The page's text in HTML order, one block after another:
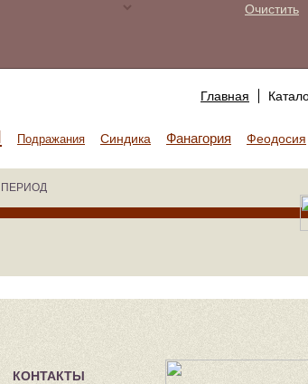
Очистить
Главная
Подражания Синдика Фанагория Феодосия
КОНТАКТЫ